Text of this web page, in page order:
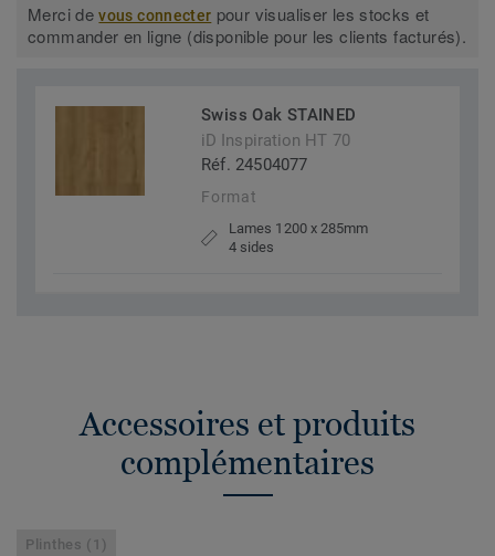
Merci devous connecter pour visualiser les stocks et
commander en ligne (disponible pour les clients facturés).
Swiss Oak STAINED
iD Inspiration HT 70
Réf. 24504077
Format
Lames 1200 x 285mm
4 sides
Accessoires et produits
complémentaires
Plinthes (1)